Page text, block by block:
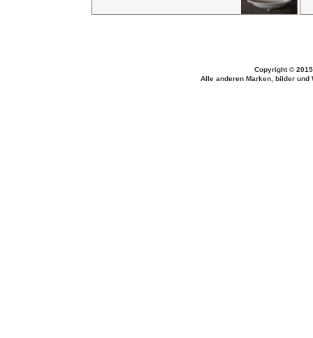
Copyright ©
Alle anderen Marken, bilder und